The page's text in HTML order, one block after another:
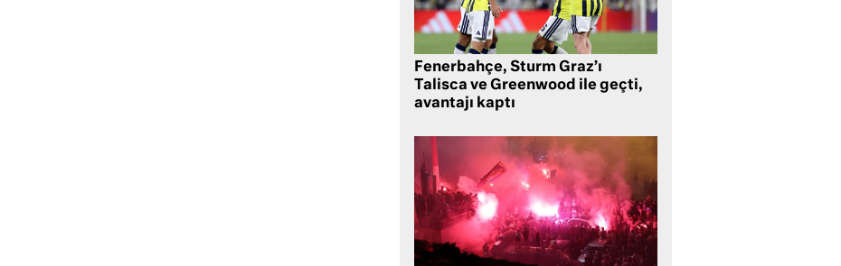
Fenerbahçe, Sturm Graz’ı
Talisca ve Greenwood ile geçti,
avantajı kaptı